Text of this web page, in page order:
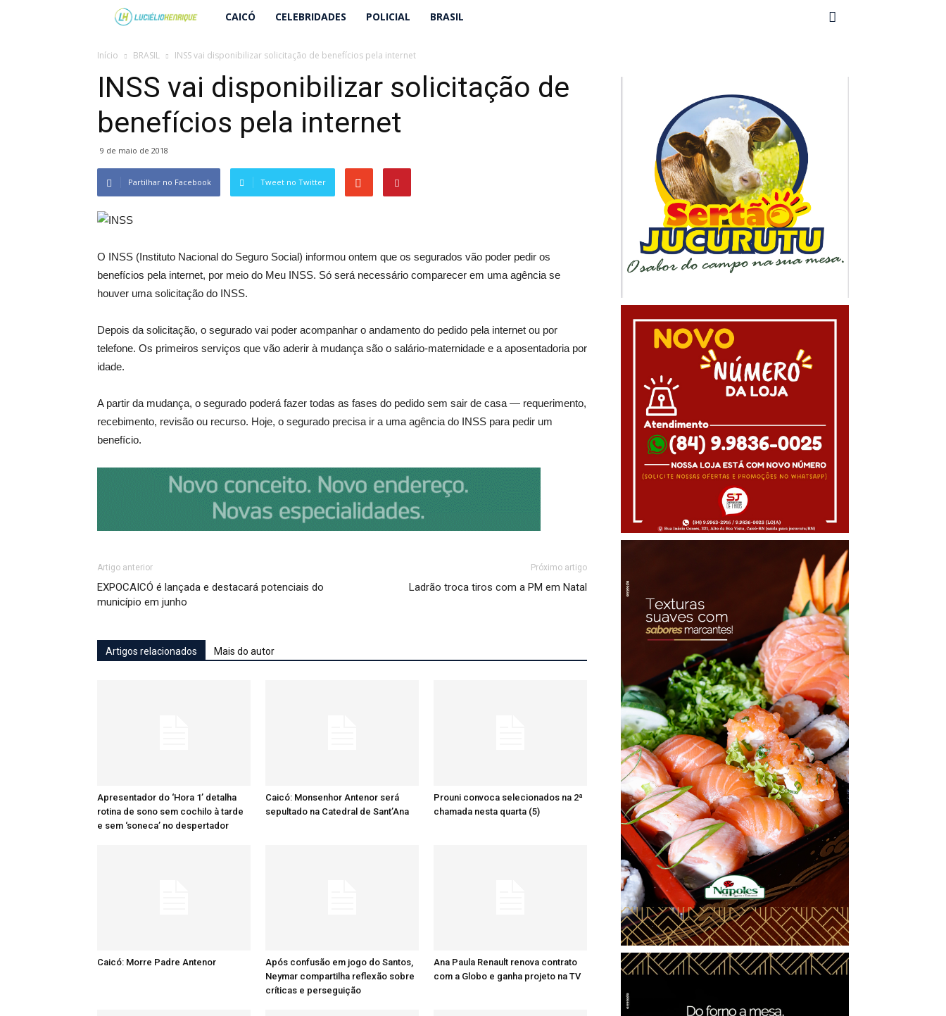
Lucielio
Henrique
CAICÓ CELEBRIDADES POLICIAL BRASIL
Início BRASIL INSS vai disponibilizar solicitação de benefícios pela internet
INSS vai disponibilizar solicitação de
benefícios pela internet
9 de maio de 2018
Partilhar no Facebook Tweet no Twitter
O INSS (Instituto Nacional do Seguro Social) informou ontem que os segurados vão poder pedir os
benefícios pela internet, por meio do Meu INSS. Só será necessário comparecer em uma agência se
houver uma solicitação do INSS.
Depois da solicitação, o segurado vai poder acompanhar o andamento do pedido pela internet ou por
telefone. Os primeiros serviços que vão aderir à mudança são o salário-maternidade e a aposentadoria por
idade.
A partir da mudança, o segurado poderá fazer todas as fases do pedido sem sair de casa — requerimento,
recebimento, revisão ou recurso. Hoje, o segurado precisa ir a uma agência do INSS para pedir um
benefício.
Artigo anterior
EXPOCAICÓ é lançada e destacará potenciais do
município em junho
Próximo artigo
Ladrão troca tiros com a PM em Natal
Artigos relacionados Mais do autor
Apresentador do ‘Hora 1’ detalha
rotina de sono sem cochilo à tarde
e sem ‘soneca’ no despertador
Caicó: Monsenhor Antenor será
sepultado na Catedral de Sant’Ana
Prouni convoca selecionados na 2ª
chamada nesta quarta (5)
Caicó: Morre Padre Antenor
Após confusão em jogo do Santos,
Neymar compartilha reflexão sobre
críticas e perseguição
Ana Paula Renault renova contrato
com a Globo e ganha projeto na TV